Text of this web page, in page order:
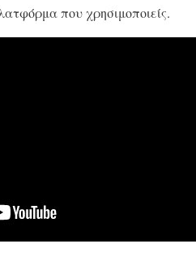
που χρησιμοποιείς.